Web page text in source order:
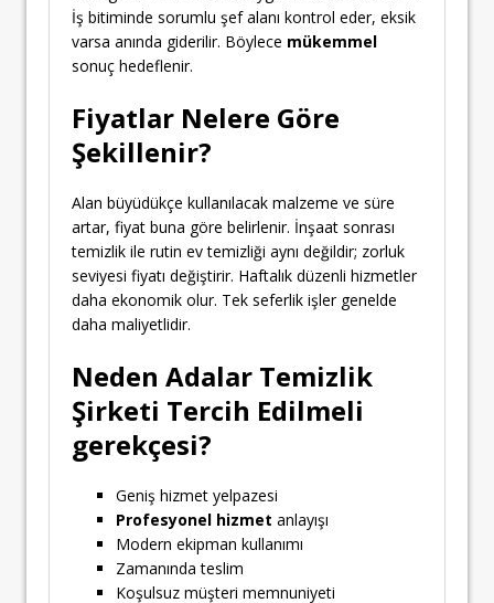
İş bitiminde sorumlu şef alanı kontrol eder, eksik
varsa anında giderilir. Böylece mükemmel
sonuç hedeflenir.
Fiyatlar Nelere Göre
Şekillenir?
Alan büyüdükçe kullanılacak malzeme ve süre
artar, fiyat buna göre belirlenir. İnşaat sonrası
temizlik ile rutin ev temizliği aynı değildir; zorluk
seviyesi fiyatı değiştirir. Haftalık düzenli hizmetler
daha ekonomik olur. Tek seferlik işler genelde
daha maliyetlidir.
Neden Adalar Temizlik
Şirketi Tercih Edilmeli
gerekçesi?
Geniş hizmet yelpazesi
Profesyonel hizmet anlayışı
Modern ekipman kullanımı
Zamanında teslim
Koşulsuz müşteri memnuniyeti